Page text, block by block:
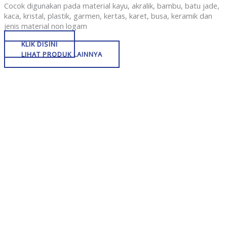
Cocok digunakan pada material kayu, akralik, bambu, batu jade,
kaca, kristal, plastik, garmen, kertas, karet, busa, keramik dan
jenis material non logam
KLIK DISINI
LIHAT PRODUK LAINNYA